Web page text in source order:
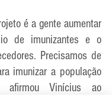
é a gente aumentar
de imunizantes e o
Precisamos de
imunizar a população
afirmou Vinícius ao